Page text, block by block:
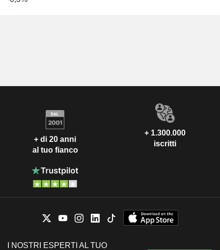
+ di 20 anni
al tuo fianco
+ 1.300.000
iscritti
I NOSTRI ESPERTI AL TUO